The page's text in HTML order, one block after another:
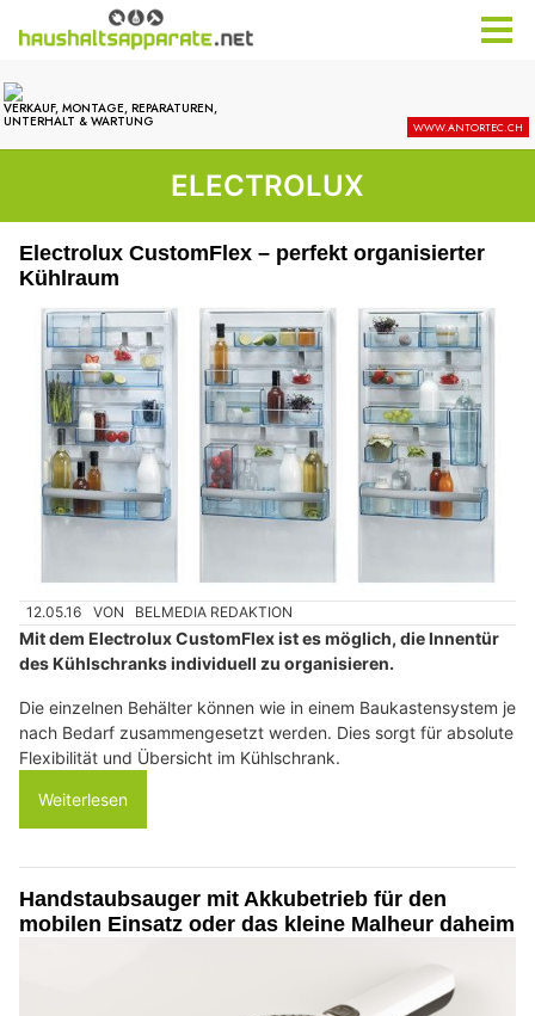
ELECTROLUX
Electrolux CustomFlex – perfekt organisierter
Kühlraum
12.05.16 VON BELMEDIA REDAKTION
Mit dem Electrolux CustomFlex ist es möglich, die Innentür
des Kühlschranks individuell zu organisieren.
Die einzelnen Behälter können wie in einem Baukastensystem je
nach Bedarf zusammengesetzt werden. Dies sorgt für absolute
Flexibilität und Übersicht im Kühlschrank.
Weiterlesen
Handstaubsauger mit Akkubetrieb für den
mobilen Einsatz oder das kleine Malheur daheim